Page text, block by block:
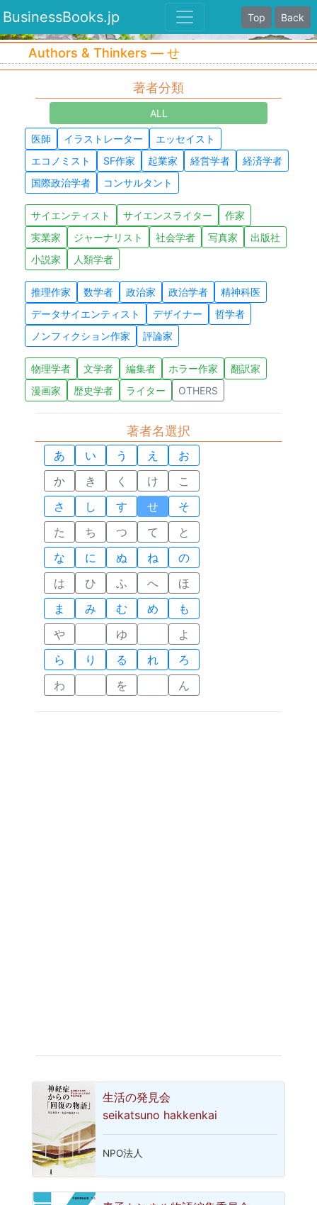
BusinessBooks.jp Top Back
Authors & Thinkers — せ
著者分類
ALL
医師 イラストレーター
エッセイスト
エコノミスト
SF作家 起業家 経営学者
経済学者
国際政治学者
コンサルタント
サイエンティスト サイエンスライター
作家
実業家
ジャーナリスト 社会学者 写真家
出版社
小説家
人類学者
推理作家 数学者 政治家 政治学者
精神科医
データサイエンティスト
デザイナー
哲学者
ノンフィクション作家
評論家
物理学者 文学者 編集者 ホラー作家
翻訳家
漫画家
歴史学者 ライター OTHERS
著者名選択
あ い う え
お
か
き く け
こ
さ
し す せ
そ
た
ち つ て
と
な
に ぬ ね
の
は
ひ ふ へ
ほ
ま
み む め
も
や
ゆ
よ
ら
り る れ
ろ
わ
を ん
生活の発見会
seikatsuno hakkenkai
NPO法人